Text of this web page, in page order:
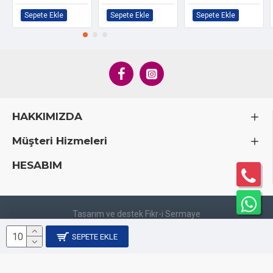
SEPETE EKLE
Sepete Ekle Sepete Ekle Sepete Ekle
HAKKIMIZDA
Müşteri Hizmeleri
HESABIM
Tasarım ve destek Fikr-i Sermaye